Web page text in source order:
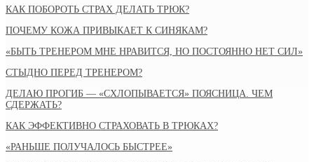
КАК ПОБОРОТЬ СТРАХ ДЕЛАТЬ ТРЮК?
ПОЧЕМУ КОЖА ПРИВЫКАЕТ К СИНЯКАМ?
«БЫТЬ ТРЕНЕРОМ МНЕ НРАВИТСЯ, НО ПОСТОЯННО НЕТ СИЛ»
СТЫДНО ПЕРЕД ТРЕНЕРОМ?
ДЕЛАЮ ПРОГИБ — «СХЛОПЫВАЕТСЯ» ПОЯСНИЦА. ЧЕМ
СДЕРЖАТЬ?
КАК ЭФФЕКТИВНО СТРАХОВАТЬ В ТРЮКАХ?
«РАНЬШЕ ПОЛУЧАЛОСЬ БЫСТРЕЕ»